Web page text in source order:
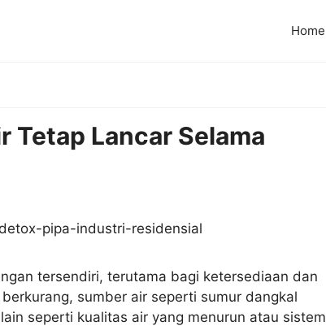
Home
Tetap Lancar Selama
tersendiri, terutama bagi ketersediaan dan
sumber air seperti sumur dangkal
seperti kualitas air yang menurun atau sistem